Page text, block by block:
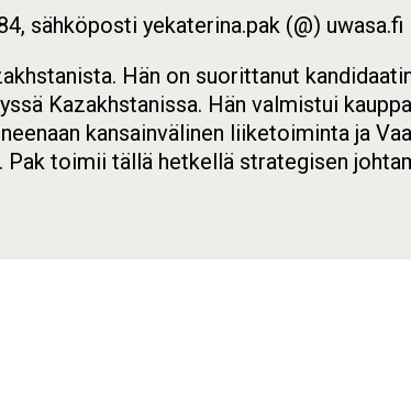
sähköposti yekaterina.pak (@) uwasa.fi
Hän on suorittanut
Kazakhstanissa. Hän valmistui
kansainvälinen liiketoiminta ja
Pak toimii tällä hetkellä strategisen